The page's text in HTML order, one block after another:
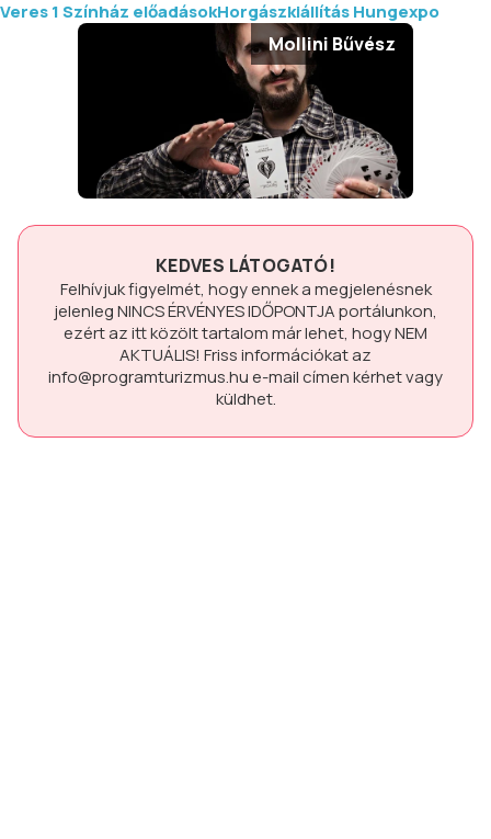
Veres 1 Színház előadásokHorgászkiállítás Hungexpo
Mollini Bűvész
KEDVES LÁTOGATÓ!
Felhívjuk figyelmét, hogy ennek a megjelenésnek
jelenlegNINCS ÉRVÉNYES IDŐPONTJAportálunkon,
ezért az itt közölt tartalom már lehet, hogyNEM
AKTUÁLIS! Friss információkat az
info@programturizmus.hue-mail címen kérhet vagy
küldhet.